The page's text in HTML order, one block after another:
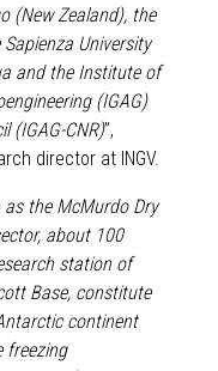
(New Zealand), the
University
and the Institute of
(IGAG)
(IGAG-CNR)”,
director at INGV.
the McMurdo Dry
about 100
station of
Base, constitute
continent
freezing